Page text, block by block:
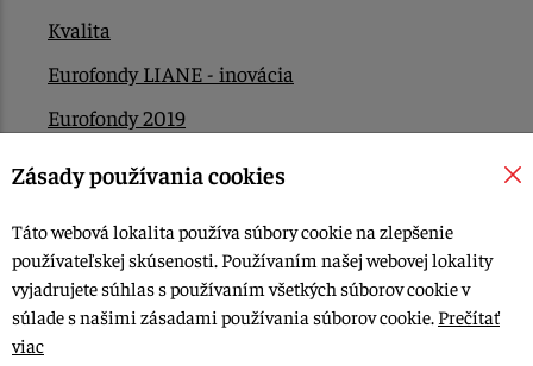
Kvalita
Eurofondy LIANE - inovácia
Eurofondy 2019
Eurofondy 2022/2023
Kontakt
© 2015-2026, LIANA GOLIAŠ s.r.o. všetky práva vyhradené.
Upraviť nastavenia Cookies
Zásady používania cookies
Táto webová lokalita používa súbory cookie na zlepšenie
používateľskej skúsenosti. Používaním našej webovej lokality
vyjadrujete súhlas s používaním všetkých súborov cookie v
súlade s našimi zásadami používania súborov cookie. Prečítať
viac